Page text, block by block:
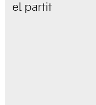
el partit